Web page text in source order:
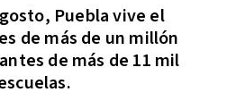
Puebla vive el
de más de un millón
de más de 11 mil